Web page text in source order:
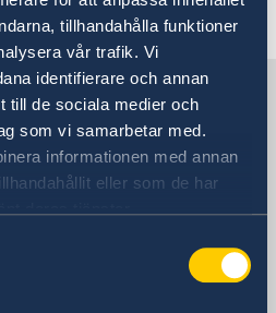
tillhandahålla funktioner
vår trafik. Vi
identifierare och annan
till de sociala medier och
som vi samarbetar med.
informationen med annan
eller som de har
2026, 12.49
i Zagreb,